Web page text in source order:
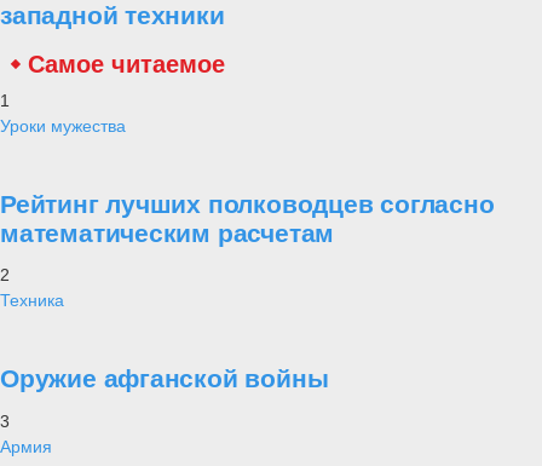
западной техники
Самое читаемое
1
Уроки мужества
Рейтинг лучших полководцев согласно
математическим расчетам
2
Техника
Оружие афганской войны
3
Армия